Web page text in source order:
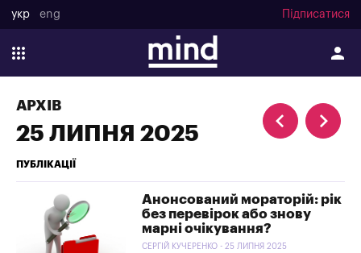
укр eng Підписатися
АРХІВ
25 ЛИПНЯ 2025
ПУБЛІКАЦІЇ
Анонсований мораторій: рік
без перевірок або знову
марні очікування?
СЕРГІЙ КУЧЕРЕНКО - 25 ЛИПНЯ 2025